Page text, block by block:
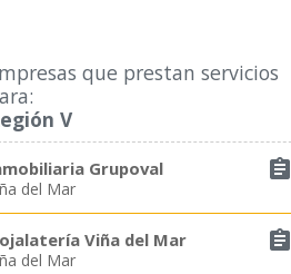
que prestan servicios
V

Grupoval
del Mar

Viña del Mar
del Mar